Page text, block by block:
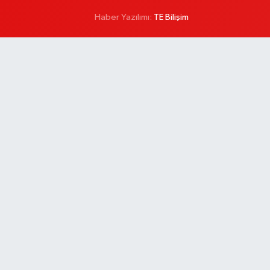
Haber Yazılımı: TE Bilişim